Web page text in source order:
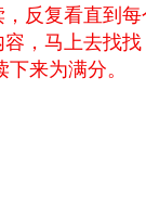
反复看直到
，马上去找
来为满分。